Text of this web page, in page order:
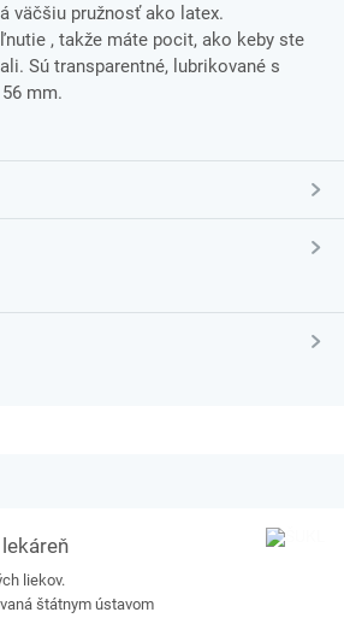
väčšiu pružnosť ako latex.
, takže máte pocit, ako keby ste
Sú transparentné, lubrikované s
mm.
liekov.
štátnym ústavom